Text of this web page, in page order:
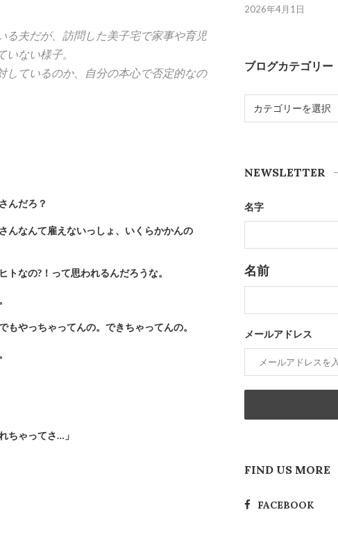
る夫だが、訪問した美子宅で家事や育児
ない様子。
しているのか、自分の本心で否定的なの
んだろ？
んなんて雇えないっしょ、いくらかかんの
なの?！って思われるんだろうな。
やっちゃってんの。できちゃってんの。
ちゃってさ…」
2026年4月1日
ブログカテゴリー
NEWSLETTER
名字
名前
メールアドレス
FIND US MORE
FACEBOOK